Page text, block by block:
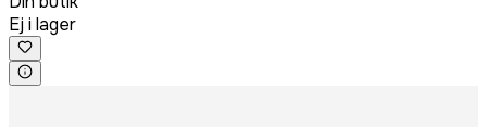
Ej i lager